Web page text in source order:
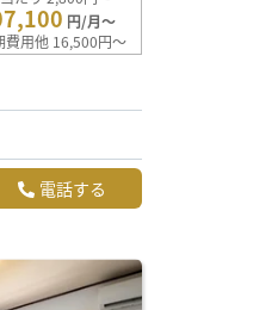
円/月～
費用他 16,500円～
電話する